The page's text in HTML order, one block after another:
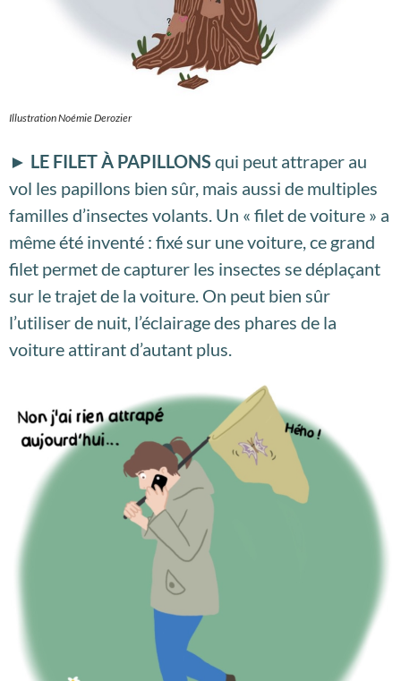
Illustration Noémie Derozier
► LE FILET À PAPILLONS qui peut attraper au
vol les papillons bien sûr, mais aussi de multiples
familles d’insectes volants. Un « filet de voiture » a
même été inventé : fixé sur une voiture, ce grand
filet permet de capturer les insectes se déplaçant
sur le trajet de la voiture. On peut bien sûr
l’utiliser de nuit, l’éclairage des phares de la
voiture attirant d’autant plus.